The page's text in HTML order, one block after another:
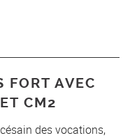
FORT AVEC
CM2
des vocations,